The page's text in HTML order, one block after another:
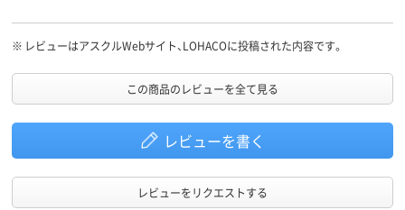
※ レビューはアスクルWebサイト、LOHACOに投稿された内容です。
この商品のレビューを全て見る
レビューを書く
レビューをリクエストする